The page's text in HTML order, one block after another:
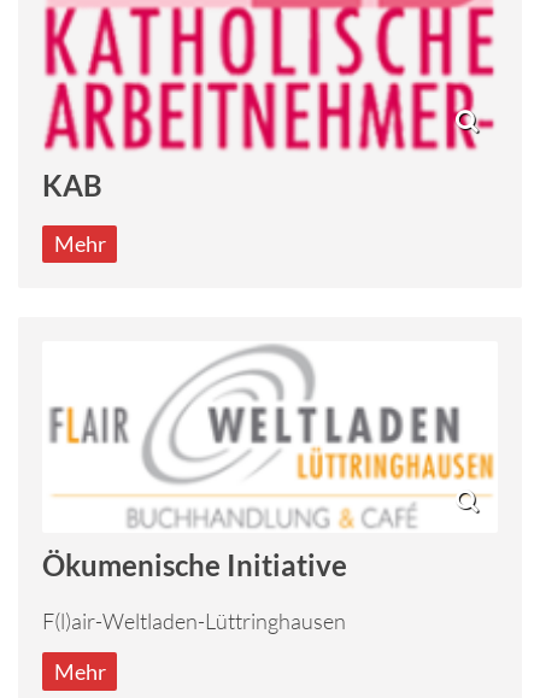
KAB
Mehr
Ökumenische Initiative
F(l)air-Weltladen-Lüttringhausen
Mehr